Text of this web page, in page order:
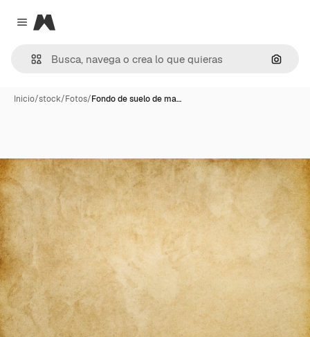
Close menu
Magnific
Inicio/stock/Fotos/Fondo de suelo de ma…